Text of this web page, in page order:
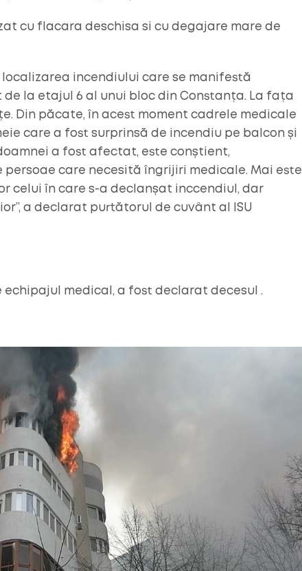
cu flacara deschisa si cu degajare mare de
incendiului care se manifestă
la etajul 6 al unui bloc din Constanța. La fața
Din păcate, în acest moment cadrele medicale
care a fost surprinsă de incendiu pe balcon și
a fost afectat, este conștient,
persoae care necesită îngrijiri medicale. Mai este
celui în care s-a declanșat inccendiul, dar
a declarat purtătorul de cuvânt al ISU
medical, a fost declarat decesul .